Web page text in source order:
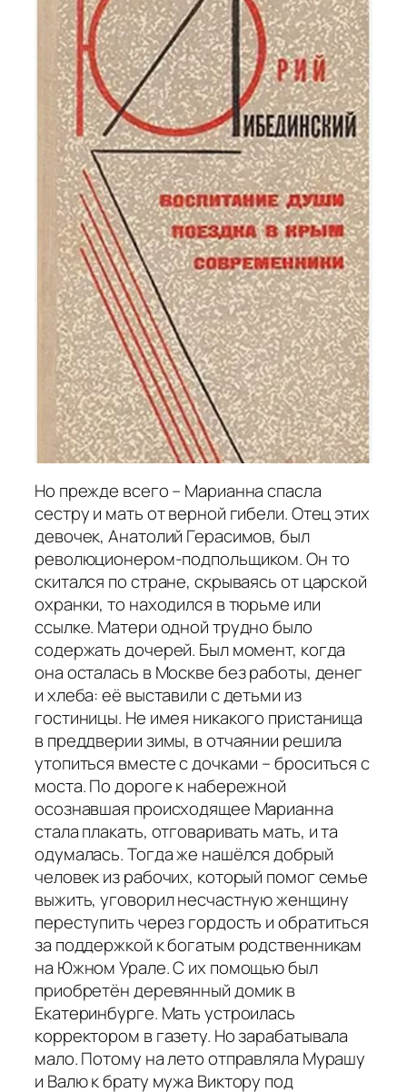
Но прежде всего – Марианна спасла
сестру и мать от верной гибели. Отец этих
девочек, Анатолий Герасимов, был
революционером-подпольщиком. Он то
скитался по стране, скрываясь от царской
охранки, то находился в тюрьме или
ссылке. Матери одной трудно было
содержать дочерей. Был момент, когда
она осталась в Москве без работы, денег
и хлеба: её выставили с детьми из
гостиницы. Не имея никакого пристанища
в преддверии зимы, в отчаянии решила
утопиться вместе с дочками – броситься с
моста. По дороге к набережной
осознавшая происходящее Марианна
стала плакать, отговаривать мать, и та
одумалась. Тогда же нашёлся добрый
человек из рабочих, который помог семье
выжить, уговорил несчастную женщину
переступить через гордость и обратиться
за поддержкой к богатым родственникам
на Южном Урале. С их помощью был
приобретён деревянный домик в
Екатеринбурге. Мать устроилась
корректором в газету. Но зарабатывала
мало. Потому на лето отправляла Мурашу
и Валю к брату мужа Виктору под